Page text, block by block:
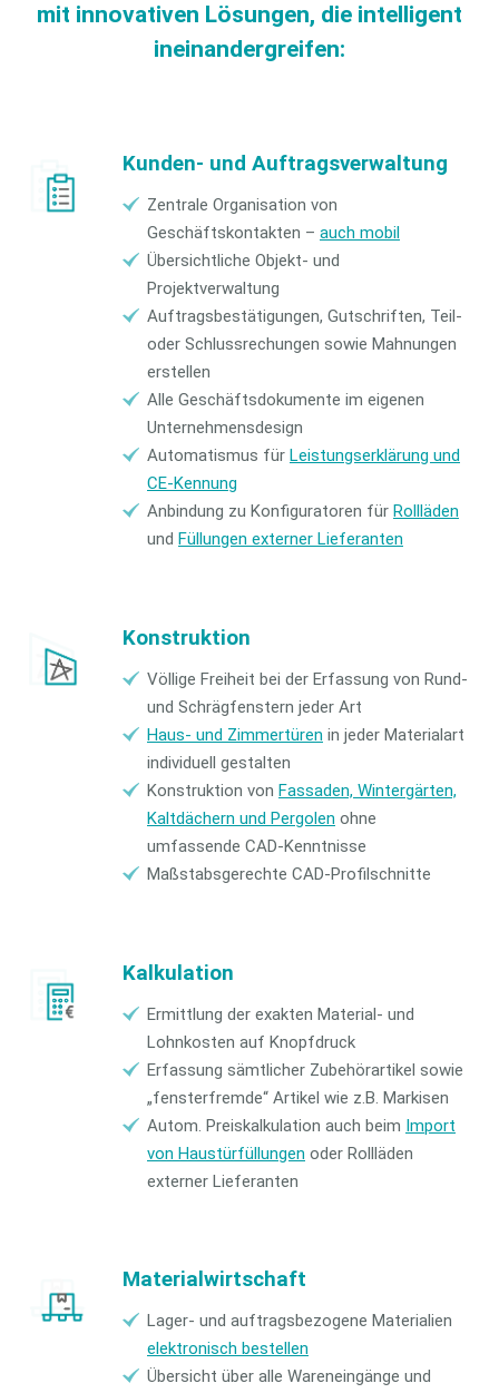
mit innovativen Lösungen, die intelligent
ineinandergreifen:
Kunden- und Auftragsverwaltung
Zentrale Organisation von
Geschäftskontakten – auch mobil
Übersichtliche Objekt- und
Projektverwaltung
Auftragsbestätigungen, Gutschriften, Teil-
oder Schlussrechungen sowie Mahnungen
erstellen
Alle Geschäftsdokumente im eigenen
Unternehmensdesign
Automatismus für Leistungserklärung und
CE-Kennung
Anbindung zu Konfiguratoren für Rollläden
und Füllungen externer Lieferanten
Konstruktion
Völlige Freiheit bei der Erfassung von Rund-
und Schrägfenstern jeder Art
Haus- und Zimmertüren in jeder Materialart
individuell gestalten
Konstruktion von Fassaden, Wintergärten,
Kaltdächern und Pergolen ohne
umfassende CAD-Kenntnisse
Maßstabsgerechte CAD-Profilschnitte
Kalkulation
Ermittlung der exakten Material- und
Lohnkosten auf Knopfdruck
Erfassung sämtlicher Zubehörartikel sowie
„fensterfremde“ Artikel wie z.B. Markisen
Autom. Preiskalkulation auch beim Import
von Haustürfüllungen oder Rollläden
externer Lieferanten
Materialwirtschaft
Lager- und auftragsbezogene Materialien
elektronisch bestellen
Übersicht über alle Wareneingänge und